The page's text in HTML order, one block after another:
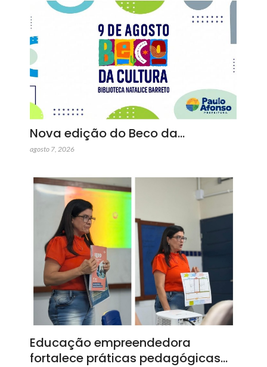
Nova edição do Beco da…
agosto 7, 2026
Educação empreendedora
fortalece práticas pedagógicas…